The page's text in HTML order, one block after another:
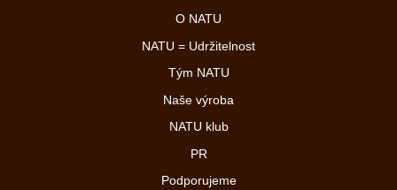
O NATU
NATU = Udržitelnost
Tým NATU
Naše výroba
NATU klub
PR
Podporujeme